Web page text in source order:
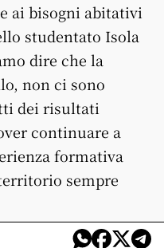
ai bisogni abitativi
studentato Isola
dire che la
non ci sono
dei risultati
continuare a
formativa
sempre